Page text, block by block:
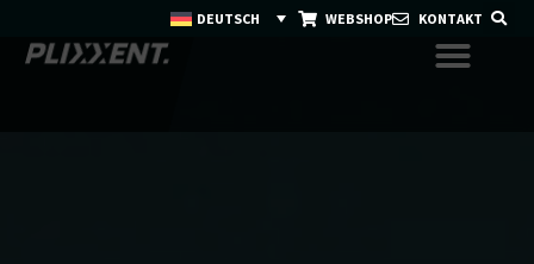
DEUTSCH WEBSHOP KONTAKT